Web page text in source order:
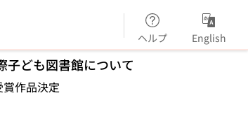
ヘルプ English
子ども図書館について
作品決定